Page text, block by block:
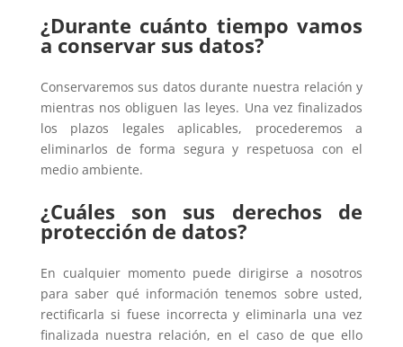
¿Durante cuánto tiempo vamos
a conservar sus datos?
Conservaremos sus datos durante nuestra relación y
mientras nos obliguen las leyes. Una vez finalizados
los plazos legales aplicables, procederemos a
eliminarlos de forma segura y respetuosa con el
medio ambiente.
¿Cuáles son sus derechos de
protección de datos?
En cualquier momento puede dirigirse a nosotros
para saber qué información tenemos sobre usted,
rectificarla si fuese incorrecta y eliminarla una vez
finalizada nuestra relación, en el caso de que ello